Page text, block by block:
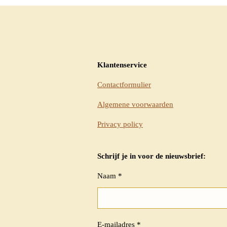
Klantenservice
Contactformulier
Algemene voorwaarden
Privacy policy
Schrijf je in voor de nieuwsbrief:
Naam *
E-mailadres *